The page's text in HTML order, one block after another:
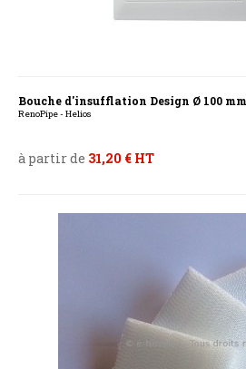
Bouche d'insufflation Design Ø 100 mm
RenoPipe - Helios
à partir de 31,20 € HT